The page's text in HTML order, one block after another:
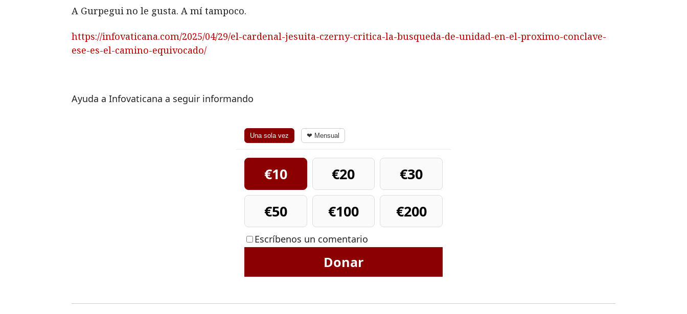
A Gurpegui no le gusta. A mí tampoco.
https://infovaticana.com/2025/04/29/el-cardenal-jesuita-czerny-critica-la-busqueda-de-unidad-en-el-proximo-conclave-
ese-es-el-camino-equivocado/
Ayuda a Infovaticana a seguir informando
Una sola vez ❤ Mensual
€10 €20
€30
€50
€100 €200
Escríbenos un comentario
Donar